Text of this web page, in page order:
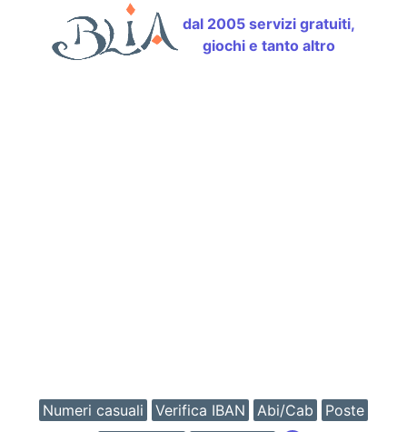
dal 2005 servizi gratuiti,
giochi e tanto altro
Numeri casuali Verifica IBAN Abi/Cab
Poste